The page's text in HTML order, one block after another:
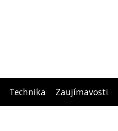
Technika Zaujímavosti